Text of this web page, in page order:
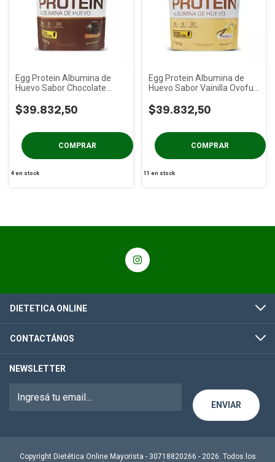
Egg Protein Albumina de
Huevo Sabor Chocolate
$39.832,50
4en stock
Egg Protein Albumina de
Huevo Sabor Vainilla Ovofull
$39.832,50
11 en stock
DIETETICA ONLINE
CONTACTÁNOS
NEWSLETTER
Copyright Dietética Online Mayorista - 30718820266 - 2026. Todos los